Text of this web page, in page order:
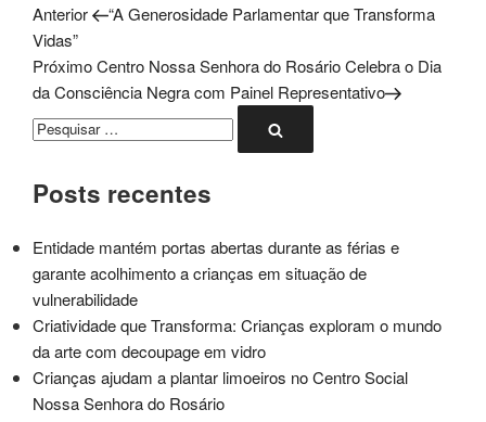
Navegação
de
Post
Post
anterior
Anterior
“A Generosidade Parlamentar que Transforma
Vidas”
Próximo
post
PróximoCentro Nossa Senhora do Rosário Celebra o Dia
da Consciência Negra com Painel Representativo
Pesquisar
por:
Posts recentes
Entidade mantém portas abertas durante as férias e
garante acolhimento a crianças em situação de
vulnerabilidade
Criatividade que Transforma: Crianças exploram o mundo
da arte com decoupage em vidro
Crianças ajudam a plantar limoeiros no Centro Social
Nossa Senhora do Rosário